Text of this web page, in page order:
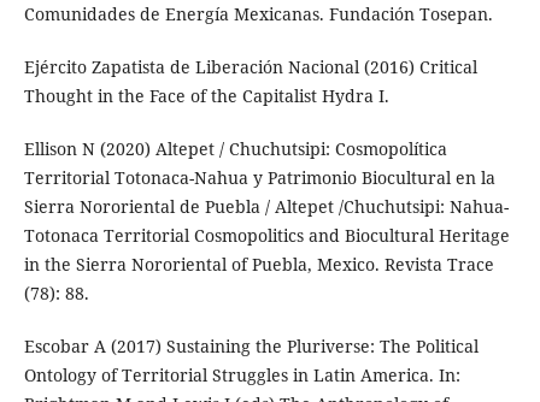
Comunidades de Energía Mexicanas. Fundación Tosepan.
Ejército Zapatista de Liberación Nacional (2016) Critical
Thought in the Face of the Capitalist Hydra I.
Ellison N (2020) Altepet / Chuchutsipi: Cosmopolítica
Territorial Totonaca-Nahua y Patrimonio Biocultural en la
Sierra Nororiental de Puebla / Altepet /Chuchutsipi: Nahua-
Totonaca Territorial Cosmopolitics and Biocultural Heritage
in the Sierra Nororiental of Puebla, Mexico. Revista Trace
(78): 88.
Escobar A (2017) Sustaining the Pluriverse: The Political
Ontology of Territorial Struggles in Latin America. In: